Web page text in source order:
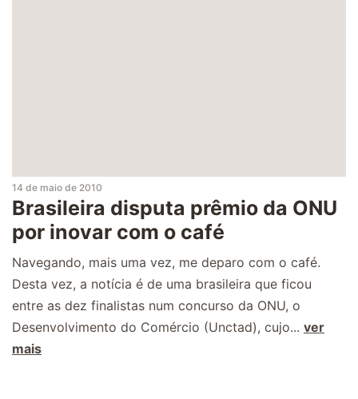
14 de maio de 2010
Brasileira disputa prêmio da ONU
por inovar com o café
Navegando, mais uma vez, me deparo com o café.
Desta vez, a notícia é de uma brasileira que ficou
entre as dez finalistas num concurso da ONU, o
Desenvolvimento do Comércio (Unctad), cujo... ver
mais